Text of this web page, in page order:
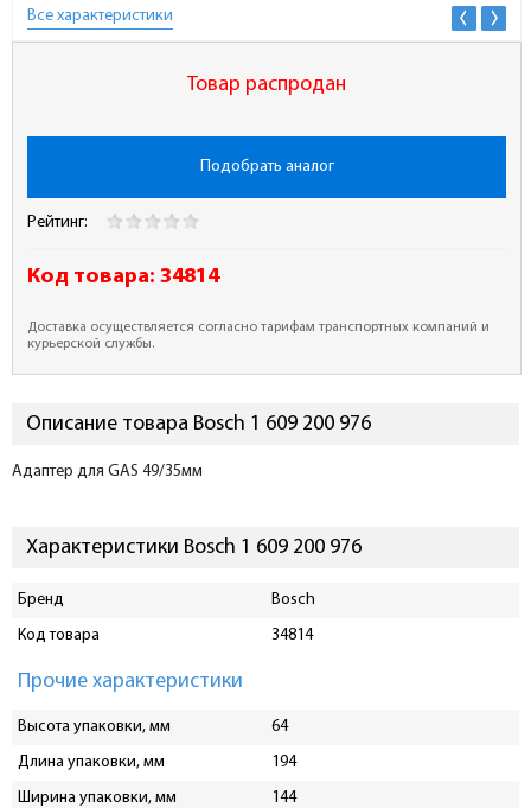
Все характеристики
Товар распродан
Подобрать аналог
Рейтинг:
Код товара: 34814
Доставка осуществляется согласно тарифам транспортных компаний и
курьерской службы.
Описание товара Bosch 1 609 200 976
Адаптер для GAS 49/35мм
Характеристики Bosch 1 609 200 976
Бренд
Bosch
Код товара
34814
Прочие характеристики
Высота упаковки, мм
64
Длина упаковки, мм
194
Ширина упаковки, мм
144